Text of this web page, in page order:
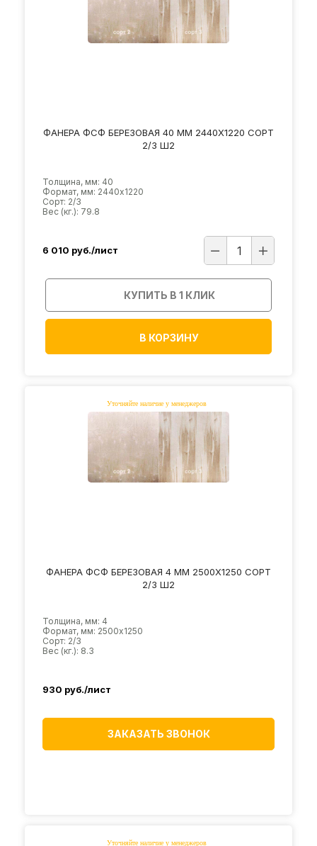
ФАНЕРА ФСФ БЕРЕЗОВАЯ 40 ММ 2440Х1220 СОРТ
2/3 Ш2
Толщина, мм: 40
Формат, мм: 2440х1220
Сорт: 2/3
Вес (кг.): 79.8
6 010 руб./лист
КУПИТЬ В 1 КЛИК
В КОРЗИНУ
ФАНЕРА ФСФ БЕРЕЗОВАЯ 4 ММ 2500Х1250 СОРТ
2/3 Ш2
Толщина, мм: 4
Формат, мм: 2500х1250
Сорт: 2/3
Вес (кг.): 8.3
930 руб./лист
ЗАКАЗАТЬ ЗВОНОК